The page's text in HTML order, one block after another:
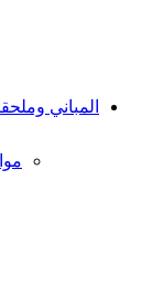
المباني